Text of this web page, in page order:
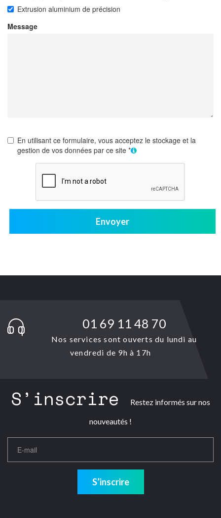
Extrusion aluminium de précision
Message
En utilisant ce formulaire, vous acceptez le stockage et la
gestion de vos données par ce site *
Envoyer
01 69 11 48 70
Nos services sont ouverts du lundi au
vendredi de 9h à 17h
S’inscrire Restez informés sur nos
nouveautés !
S’inscrire